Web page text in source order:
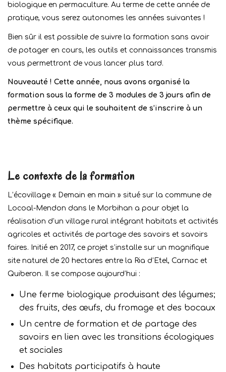
biologique en permaculture. Au terme de cette année de
pratique, vous serez autonomes les années suivantes !
Bien sûr il est possible de suivre la formation sans avoir
de potager en cours, les outils et connaissances transmis
vous permettront de vous lancer plus tard.
Nouveauté ! Cette année, nous avons organisé la
formation sous la forme de 3 modules de 3 jours afin de
permettre à ceux qui le souhaitent de s’inscrire à un
thème spécifique.
Le contexte de la formation
L’écovillage « Demain en main » situé sur la commune de
Locoal-Mendon dans le Morbihan a pour objet la
réalisation d’un village rural intégrant habitats et activités
agricoles et activités de partage des savoirs et savoirs
faires. Initié en 2017, ce projet s’installe sur un magnifique
site naturel de 20 hectares entre la Ria d’Etel, Carnac et
Quiberon. Il se compose aujourd’hui :
Une ferme biologique produisant des légumes;
des fruits, des œufs, du fromage et des bocaux
Un centre de formation et de partage des
savoirs en lien avec les transitions écologiques
et sociales
Des habitats participatifs à haute